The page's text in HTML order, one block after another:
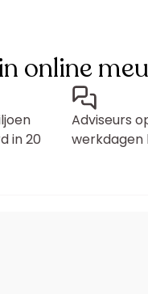
online
in 20
Adviseurs